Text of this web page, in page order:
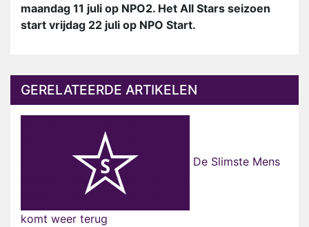
maandag 11 juli op NPO2. Het All Stars seizoen
start vrijdag 22 juli op NPO Start.
GERELATEERDE ARTIKELEN
De Slimste Mens
komt weer terug